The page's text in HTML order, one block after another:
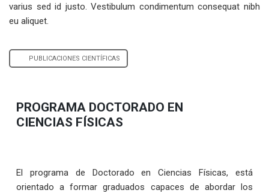
varius sed id justo. Vestibulum condimentum consequat nibh
eu aliquet.
PUBLICACIONES CIENTÍFICAS
PROGRAMA DOCTORADO EN
CIENCIAS FÍSICAS
El programa de Doctorado en Ciencias Físicas, está
orientado a formar graduados capaces de abordar los